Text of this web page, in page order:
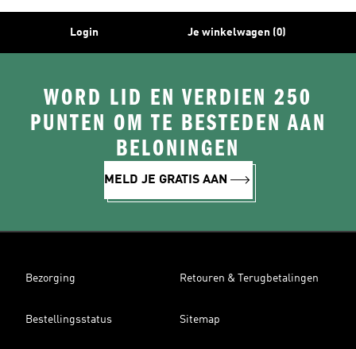
Login Je winkelwagen (0)
WORD LID EN VERDIEN 250
PUNTEN OM TE BESTEDEN AAN
BELONINGEN
MELD JE GRATIS AAN
Bezorging Retouren & Terugbetalingen
Bestellingsstatus Sitemap